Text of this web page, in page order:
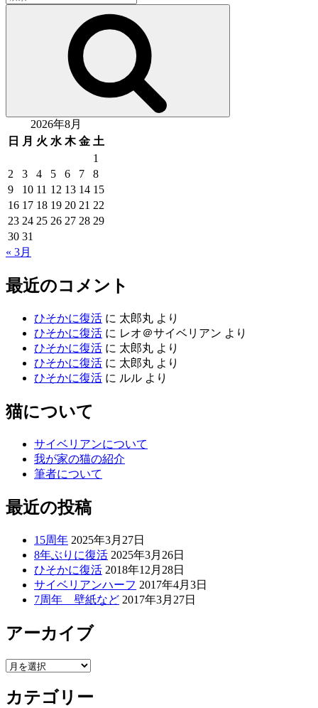
索:
2026年8月
日
月 火 水 木 金 土
1
2
3 4 5 6 7
8
9
10 11 12 13 14 15
16 17 18 19 20 21 22
23 24 25 26 27 28 29
30 31
« 3月
最近のコメント
ひそかに復活 に 太郎丸 より
ひそかに復活 に レオ＠サイベリアン より
ひそかに復活 に 太郎丸 より
ひそかに復活 に 太郎丸 より
ひそかに復活 に ルル より
猫について
サイベリアンについて
我が家の猫の紹介
筆者について
最近の投稿
15周年 2025年3月27日
8年ぶりに復活 2025年3月26日
ひそかに復活 2018年12月28日
サイベリアンハーフ 2017年4月3日
7周年 壁紙など 2017年3月27日
アーカイブ
ア
カ
カテゴリー